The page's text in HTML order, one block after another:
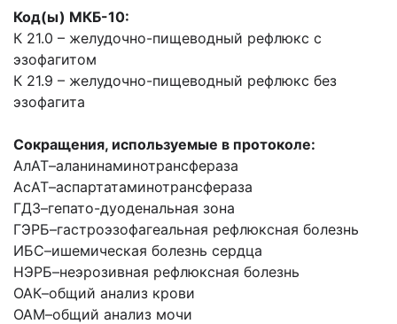
Код(ы) МКБ-10:
К 21.0 – желудочно-пищеводный рефлюкс с
эзофагитом
К 21.9 – желудочно-пищеводный рефлюкс без
эзофагита
Сокращения, используемые в протоколе:
АлАТ–аланинаминотрансфераза
АсАТ–аспартатаминотрансфераза
ГДЗ–гепато-дуоденальная зона
ГЭРБ–гастроэзофагеальная рефлюксная болезнь
ИБС–ишемическая болезнь сердца
НЭРБ–неэрозивная рефлюксная болезнь
ОАК–общий анализ крови
ОАМ–общий анализ мочи